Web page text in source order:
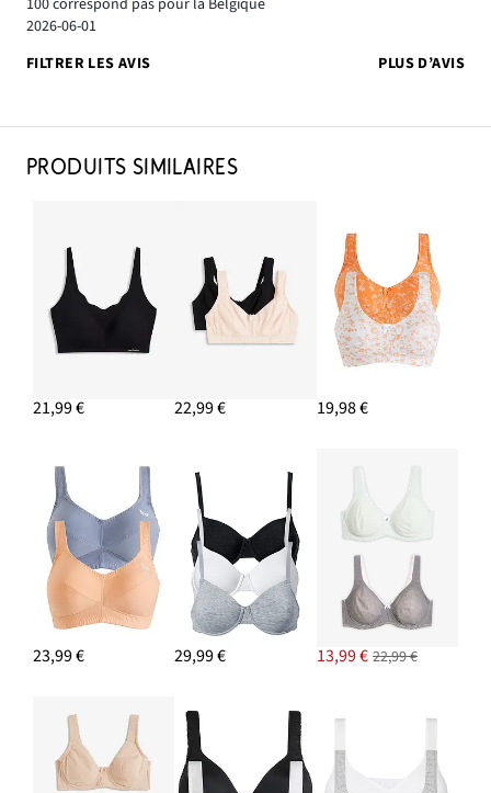
2026-06-01
FILTRER LES AVIS
PLUS D’AVIS
PRODUITS SIMILAIRES
21,99 € 22,99 € 19,98 €
23,99 € 29,99 € 13,99 € 22,99 €